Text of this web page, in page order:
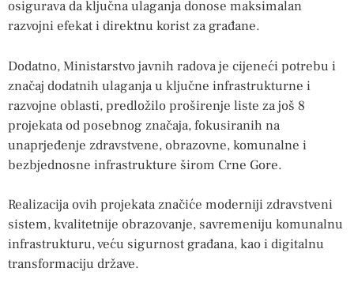
osigurava da ključna ulaganja donose maksimalan
razvojni efekat i direktnu korist za građane.
Dodatno, Ministarstvo javnih radova je cijeneći potrebu i
značaj dodatnih ulaganja u ključne infrastrukturne i
razvojne oblasti, predložilo proširenje liste za još 8
projekata od posebnog značaja, fokusiranih na
unaprjeđenje zdravstvene, obrazovne, komunalne i
bezbjednosne infrastrukture širom Crne Gore.
Realizacija ovih projekata značiće moderniji zdravstveni
sistem, kvalitetnije obrazovanje, savremeniju komunalnu
infrastrukturu, veću sigurnost građana, kao i digitalnu
transformaciju države.